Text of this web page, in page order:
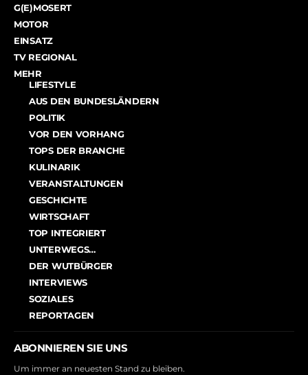
G(E)MOSERT
MOTOR
EINSATZ
TV REGIONAL
MEHR
LIFESTYLE
AUS DEN BUNDESLÄNDERN
POLITIK
VOR DEN VORHANG
TOPS DER BRANCHE
KULINARIK
VERANSTALTUNGEN
GESCHICHTE
WIRTSCHAFT
TOP INTEGRIERT
UNTERWEGS…
DER WUTBÜRGER
INTERVIEWS
SOZIALES
REPORTAGEN
ABONNIEREN SIE UNS
Um immer an neuesten Stand zu bleiben.